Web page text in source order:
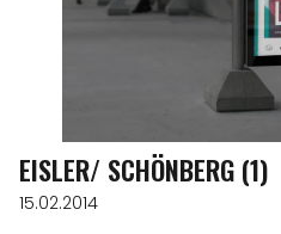
EISLER/ SCHÖNBERG (1)
15.02.2014